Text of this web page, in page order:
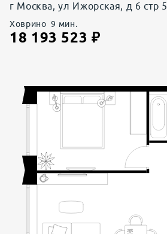
г Москва, ул Ижорская, д 6 стр 5
Ховрино 9 мин.
18 193 523 ₽